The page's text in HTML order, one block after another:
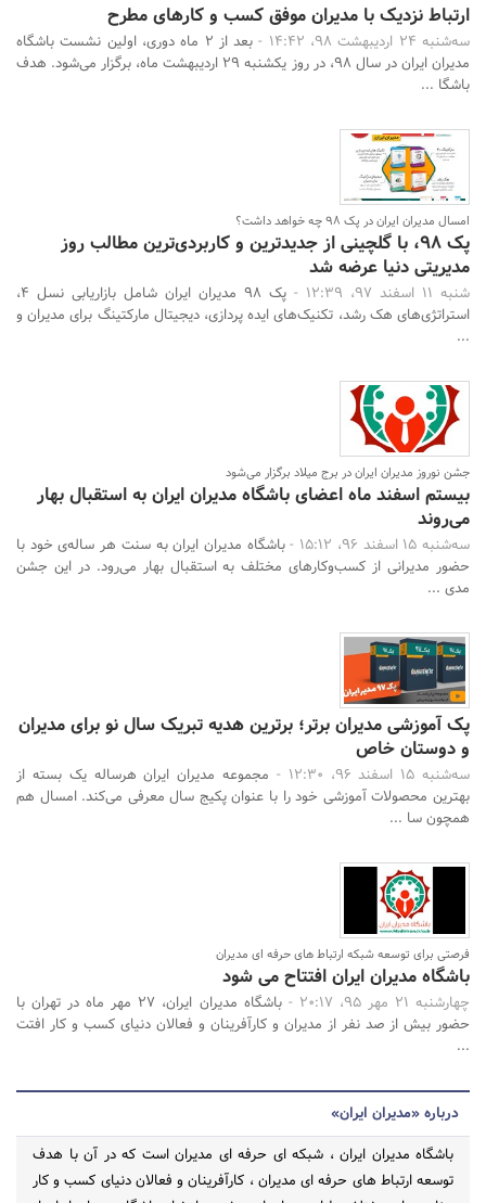
ارتباط نزدیک با مدیران موفق کسب و کارهای مطرح
سه‌شنبه 24 اردیبهشت 98، 14:42 -
بعد از ۲ ماه دوری، اولین نشست باشگاه
مدیران ایران در سال ۹۸، در روز یکشنبه ۲۹ اردیبهشت ماه، برگزار می‌شود. هدف
باشگا ...
امسال مدیران ایران در پک 98 چه خواهد داشت؟
پک 98، با گلچینی از جدیدترین و کاربردی‌ترین مطالب روز
مدیریتی دنیا عرضه شد
شنبه 11 اسفند 97، 12:39 -
پک ۹۸ مدیران ایران شامل بازاریابی نسل ۴،
استراتژی‌های هک رشد، تکنیک‌های ایده پردازی، دیجیتال مارکتینگ برای مدیران و
...
جشن نوروز مدیران ایران در برج میلاد برگزار می‌شود
بیستم اسفند ماه اعضای باشگاه مدیران ایران به استقبال بهار
می‌روند
سه‌شنبه 15 اسفند 96، 15:12 -
باشگاه مدیران ایران به سنت هر ساله‌ی خود با
حضور مدیرانی از کسب‌وکارهای مختلف به استقبال بهار می‌رود. در این جشن
مدی ...
پک آموزشی مدیران برتر؛ برترین هدیه تبریک سال نو برای مدیران
و دوستان خاص
سه‌شنبه 15 اسفند 96، 12:30 -
مجموعه مدیران ایران هرساله یک بسته از
بهترین محصولات آموزشی خود را با عنوان پکیج سال معرفی می‌کند. امسال هم
همچون سا ...
فرصتی برای توسعه شبکه ارتباط های حرفه ای مدیران
باشگاه مدیران ایران افتتاح می شود
چهارشنبه 21 مهر 95، 20:17 -
باشگاه مدیران ایران، 27 مهر ماه در تهران با
حضور بیش از صد نفر از مدیران و کارآفرینان و فعالان دنیای کسب و کار افتت
...
درباره «مدیران ایران»
باشگاه مدیران ایران ، شبکه ای حرفه ای مدیران است که در آن با هدف
توسعه ارتباط های حرفه ای مدیران ، کارآفرینان و فعالان دنیای کسب و کار